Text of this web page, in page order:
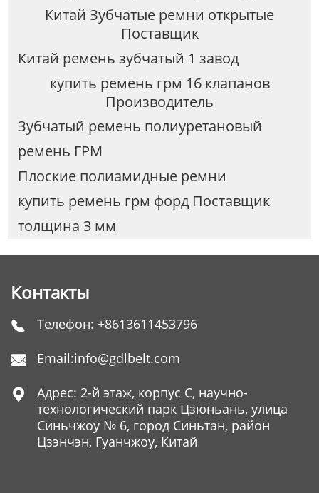
Китай Зубчатые ремни открытые
Поставщик
Китай ремень зубчатый 1 завод
купить ремень грм 16 клапанов
Производитель
Зубчатый ремень полиуретановый
ремень ГРМ
Плоские полиамидные ремни
купить ремень грм форд Поставщик
толщина 3 мм
Контакты
 Телефон: +8613611453796
 Email:info@gdlbelt.com

Адрес: 2-й этаж, корпус C, научно-
технологический парк Цзюньань, улица
Синьчжоу № 6, город Синьтан, район
Цзэнчэн, Гуанчжоу, Китай